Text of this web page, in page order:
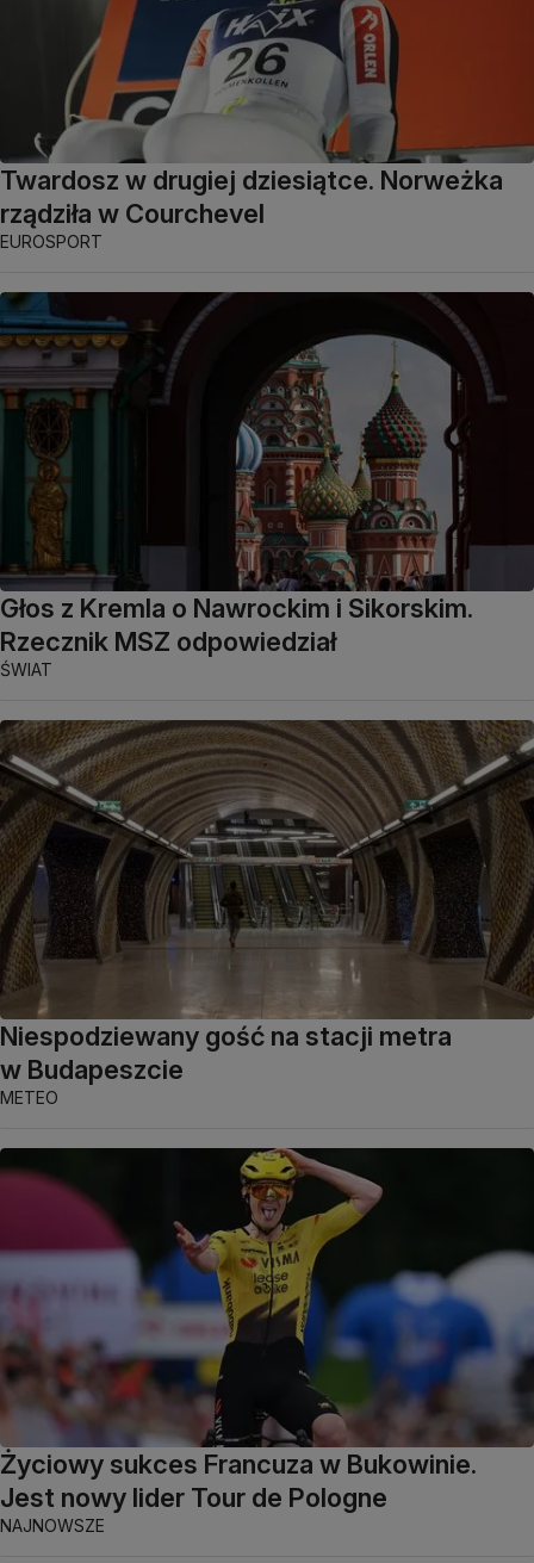
Twardosz w drugiej dziesiątce. Norweżka
rządziła w Courchevel
EUROSPORT
Głos z Kremla o Nawrockim i Sikorskim.
Rzecznik MSZ odpowiedział
ŚWIAT
Niespodziewany gość na stacji metra
w Budapeszcie
METEO
Życiowy sukces Francuza w Bukowinie.
Jest nowy lider Tour de Pologne
NAJNOWSZE